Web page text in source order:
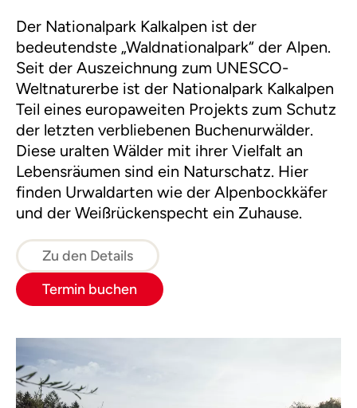
Der Nationalpark Kalkalpen ist der
bedeutendste „Waldnationalpark“ der Alpen.
Seit der Auszeichnung zum UNESCO-
Weltnaturerbe ist der Nationalpark Kalkalpen
Teil eines europaweiten Projekts zum Schutz
der letzten verbliebenen Buchenurwälder.
Diese uralten Wälder mit ihrer Vielfalt an
Lebensräumen sind ein Naturschatz. Hier
finden Urwaldarten wie der Alpenbockkäfer
und der Weißrückenspecht ein Zuhause.
Zu den Details
Termin buchen